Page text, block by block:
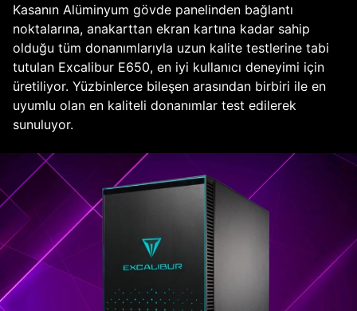
Kasanın Alüminyum gövde panelinden bağlantı
noktalarına, anakarttan ekran kartına kadar sahip
olduğu tüm donanımlarıyla uzun kalite testlerine tabi
tutulan Excalibur E650, en iyi kullanıcı deneyimi için
üretiliyor. Yüzbinlerce bileşen arasından birbiri ile en
uyumlu olan en kaliteli donanımlar test edilerek
sunuluyor.